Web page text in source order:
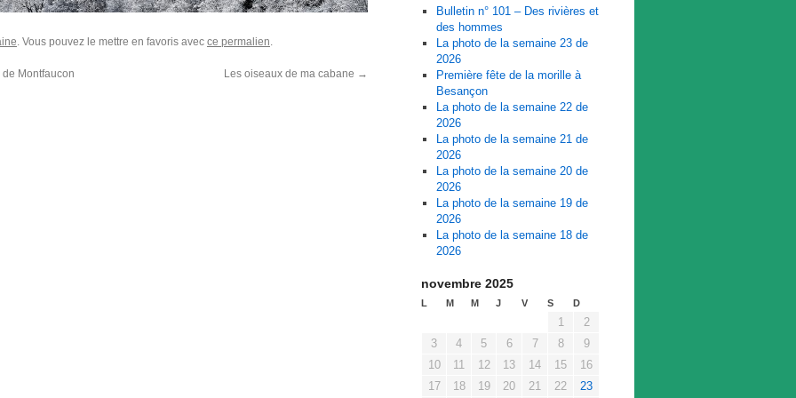
. Vous pouvez le mettre en favoris avec ce permalien.
Montfaucon Les oiseaux de ma cabane →
Bulletin n° 101 – Des rivières et
des hommes
La photo de la semaine 23 de
2026
Première fête de la morille à
Besançon
La photo de la semaine 22 de
2026
La photo de la semaine 21 de
2026
La photo de la semaine 20 de
2026
La photo de la semaine 19 de
2026
La photo de la semaine 18 de
2026
novembre 2025
L M M J V S D
1
2
3
4 5 6 7 8
9
10
11 12 13 14 15
16
17
18 19 20 21 22 23